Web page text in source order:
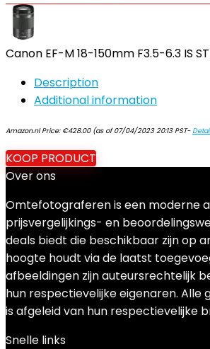
Canon EF-M 18-150mm F3.5-6.3 IS
Description
Additional information
Amazon.nl Price: €428.00(as of 07/04/2023 20:13 PST-
KOOP PRODUCT
Over ons
Omtefotograferen is een moderne
prijsvergelijkings- en
deals biedt die beschikbaar zijn op
hoogte houdt via de laatst
afbeeldingen zijn auteursrechtelijk
hun respectievelijke eigenaren. Alle
is afgeleid van hun respectievelijke
Snelle links